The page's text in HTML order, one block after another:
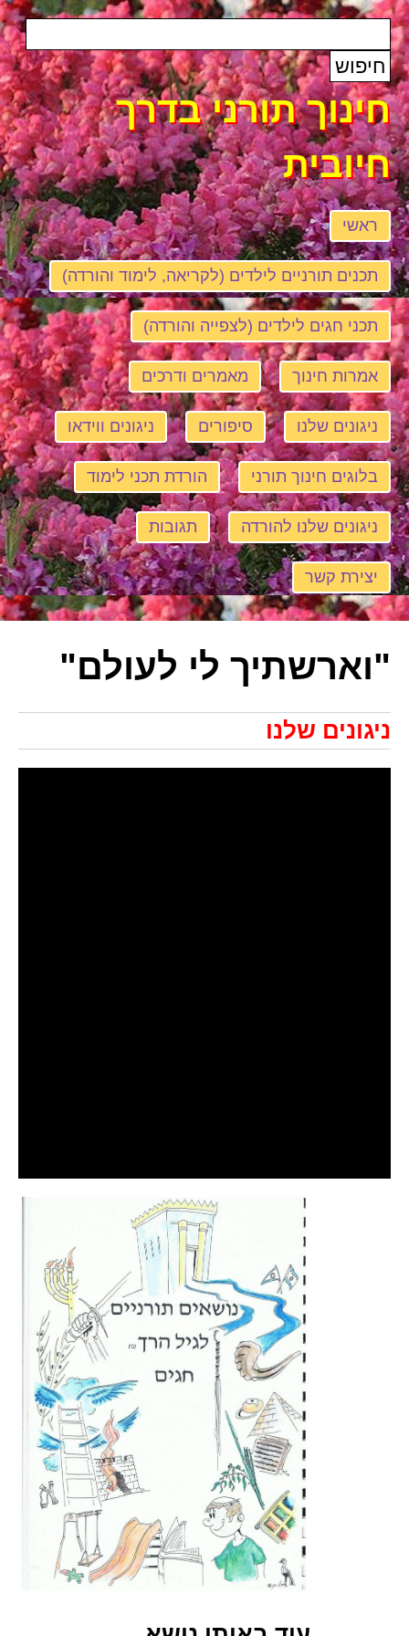
חינוך תורני בדרך
חיובית
ראשי
תכנים תורניים לילדים (לקריאה, לימוד והורדה)
תכני חגים לילדים (לצפייה והורדה)
אמרות חינוך מאמרים ודרכים
ניגונים שלנו סיפורים ניגונים ווידאו
בלוגים חינוך תורני הורדת תכני לימוד
ניגונים שלנו להורדה תגובות
יצירת קשר
"וארשתיך לי לעולם"
ניגונים שלנו